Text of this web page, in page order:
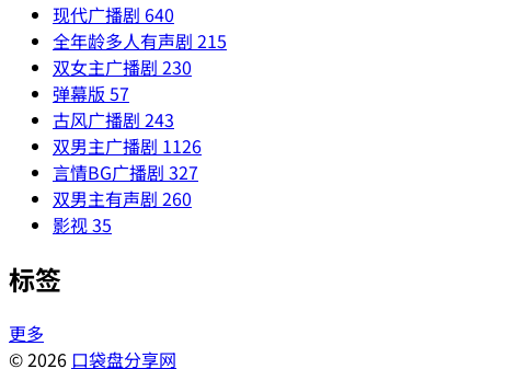
现代广播剧 640
全年龄多人有声剧 215
双女主广播剧 230
弹幕版 57
古风广播剧 243
双男主广播剧 1126
言情BG广播剧 327
双男主有声剧 260
影视35
标签
更多
© 2026 口袋盘分享网